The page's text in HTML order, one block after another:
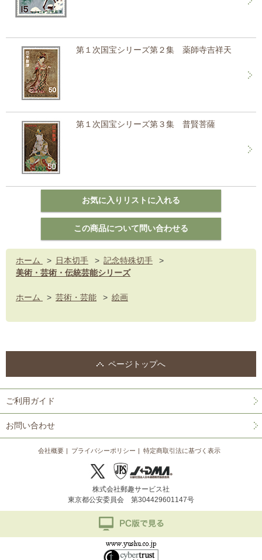
第１次国宝シリーズ第２集 薬師寺吉祥天
第１次国宝シリーズ第３集 普賢菩薩
ホーム > 日本切手 > 記念特殊切手
>
美術・芸術・伝統芸能シリーズ
ホーム > 芸術・芸能 > 絵画
ページトップへ
ご利用ガイド
お問い合わせ
会社概要 プライバシーポリシー 特定商取引法に基づく表示
株式会社郵趣サービス社
東京都公安委員会 第304429601147号